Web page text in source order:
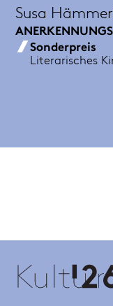
Susa
Sonderpreis
Literarisches